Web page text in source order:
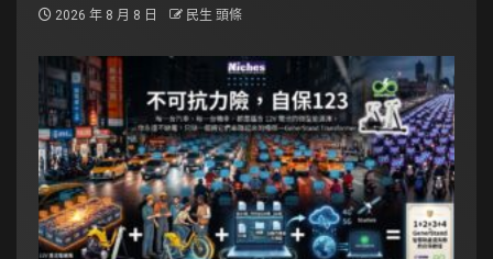
2026 年 8 月 8 日 民生 頭條